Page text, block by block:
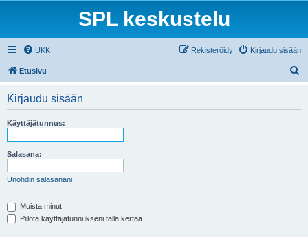
SPL keskustelu
UKK Kirjaudu sisään
Rekisteröidy
Etusivu
Kirjaudu sisään
Käyttäjätunnus:
Salasana:
Unohdin salasanani
Muista minut
Piilota käyttäjätunnukseni tällä kertaa